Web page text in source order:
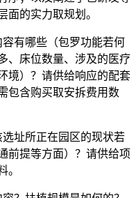
面的实力取规划。
有哪些（包罗功能若何
、床位数量、涉及的医疗
境）？请供给响应的配套
包含购买取安拆费用数
址所正在园区的现状若
前提等方面）？请供给项
。